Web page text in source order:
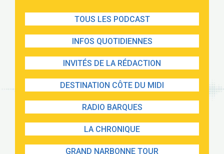
TOUS LES PODCAST
INFOS QUOTIDIENNES
INVITÉS DE LA RÉDACTION
DESTINATION CÔTE DU MIDI
RADIO BARQUES
LA CHRONIQUE
GRAND NARBONNE TOUR